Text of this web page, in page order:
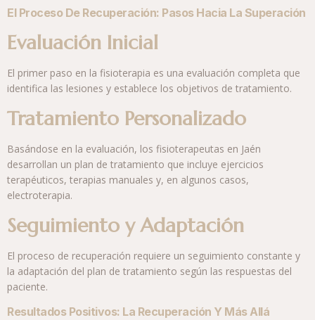
El Proceso De Recuperación: Pasos Hacia La Superación
Evaluación Inicial
El primer paso en la fisioterapia es una evaluación completa que
identifica las lesiones y establece los objetivos de tratamiento.
Tratamiento Personalizado
Basándose en la evaluación, los fisioterapeutas en Jaén
desarrollan un plan de tratamiento que incluye ejercicios
terapéuticos, terapias manuales y, en algunos casos,
electroterapia.
Seguimiento y Adaptación
El proceso de recuperación requiere un seguimiento constante y
la adaptación del plan de tratamiento según las respuestas del
paciente.
Resultados Positivos: La Recuperación Y Más Allá